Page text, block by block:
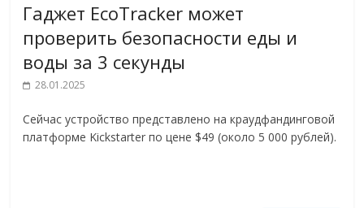
Гаджет EcoTracker может
проверить безопасности еды и
воды за 3 секунды
28.01.2025
Сейчас устройство представлено на краудфандинговой
платформе Kickstarter по цене $49 (около 5 000 рублей).